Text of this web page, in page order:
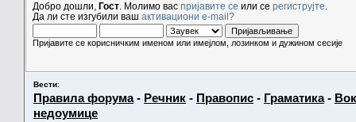
Добро дошли, Гост . Молимо вас пријавите се или се региструјте
Да ли сте изгубили ваш активациони e-mail?
Пријавите се корисничким именом или имејлом, лозинком и дужином сесије
Вести:
Правила форума- Речник - Правопис - Граматика-
недоумице